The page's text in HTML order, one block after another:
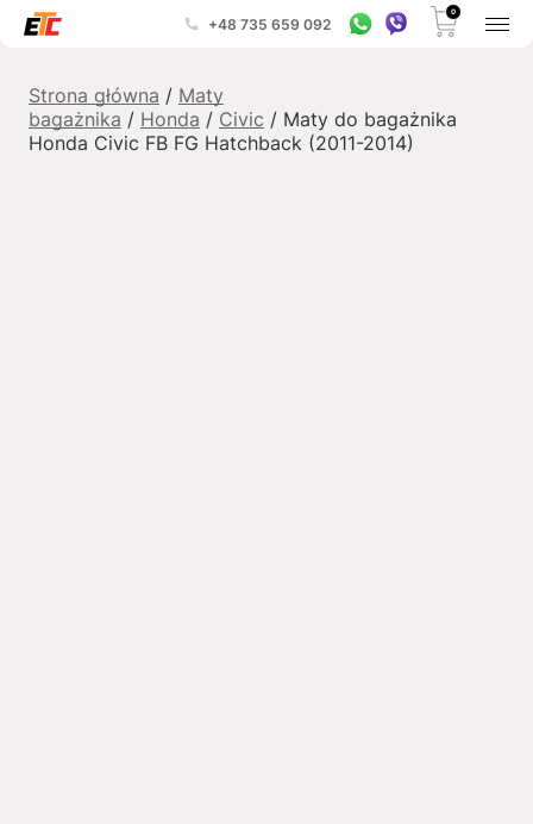
+48 735 659 092
0
Strona główna / Maty
bagażnika / Honda / Civic / Maty do bagażnika
Honda Civic FB FG Hatchback (2011-2014)